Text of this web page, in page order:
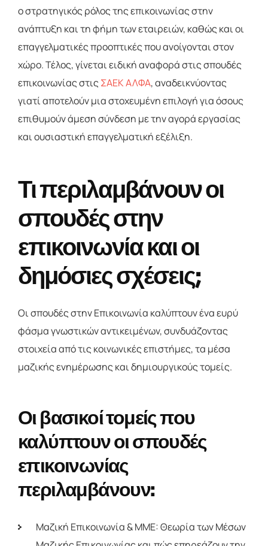
ο στρατηγικός ρόλος της επικοινωνίας στην
ανάπτυξη και τη φήμη των εταιρειών, καθώς και οι
επαγγελματικές προοπτικές που ανοίγονται στον
χώρο. Τέλος, γίνεται ειδική αναφορά στις σπουδές
επικοινωνίας στιςΣΑΕΚ ΑΛΦΑ, αναδεικνύοντας
γιατί αποτελούν μια στοχευμένη επιλογή για όσους
επιθυμούν άμεση σύνδεση με την αγορά εργασίας
και ουσιαστική επαγγελματική εξέλιξη.
Τι περιλαμβάνουν οι
σπουδές στην
επικοινωνία και οι
δημόσιες σχέσεις;
Οι σπουδές στην Επικοινωνία καλύπτουν ένα ευρύ
φάσμα γνωστικών αντικειμένων, συνδυάζοντας
στοιχεία από τις κοινωνικές επιστήμες, τα μέσα
μαζικής ενημέρωσης και δημιουργικούς τομείς.
Οι βασικοί τομείς που
καλύπτουν οι σπουδές
επικοινωνίας
περιλαμβάνουν:
Μαζική Επικοινωνία & ΜΜΕ: Θεωρία των Μέσων